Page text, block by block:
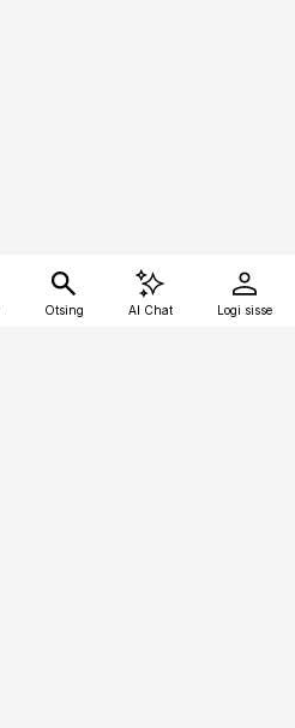
Otsing AI Chat Logi sisse